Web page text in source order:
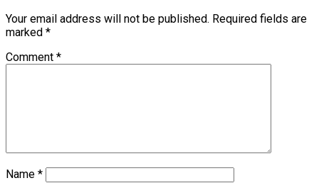
Your email address will not be published. Required fields are
marked *
Comment *
Name *